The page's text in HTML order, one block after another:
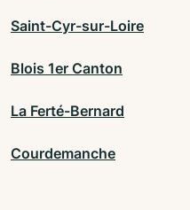
Saint-Cyr-sur-Loire
Blois 1er Canton
La Ferté-Bernard
Courdemanche